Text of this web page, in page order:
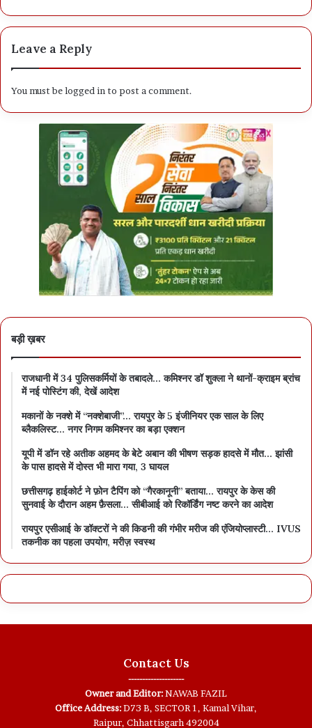
Leave a Reply
You must belogged in to post a comment.
बड़ी ख़बर
राजधानी में 34 पुलिसकर्मियों के तबादले… कमिश्नर डॉ शुक्ला ने थानों-क्राइम ब्रांच
में नई पोस्टिंग की, देखें आदेश
मकानों के नक्शे में “नक्शेबाजी”… रायपुर के 5 इंजीनियर एक साल के लिए
ब्लैकलिस्ट… नगर निगम कमिश्नर का बड़ा एक्शन
यूपी में डॉन रहे अतीक अहमद के बेटे अबान की भीषण सड़क हादसे में मौत… झांसी
के पास हादसे में दोस्त भी मारा गया, 3 घायल
छत्तीसगढ़ हाईकोर्ट ने फ़ोन टैपिंग को “गैरकानूनी” बताया… रायपुर के केस की
सुनवाई के दौरान अहम फ़ैसला… सीबीआई को रिकॉर्डिंग नष्ट करने का आदेश
रायपुर एसीआई के डॉक्टरों ने की किडनी की गंभीर मरीज की एंजियोप्लास्टी… IVUS
तकनीक का पहला उपयोग, मरीज़ स्वस्थ
Contact Us
--------------------
Owner and Editor:NAWAB FAZIL
Office Address:D73 B, SECTOR 1, Kamal Vihar,
Raipur, Chhattisgarh 492004